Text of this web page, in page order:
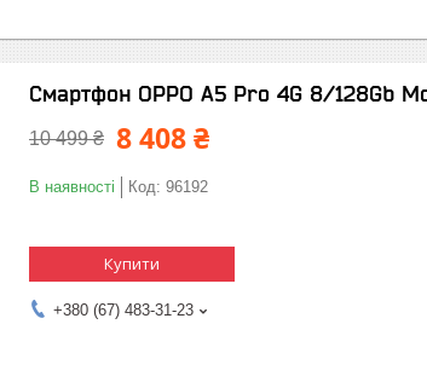
Смартфон OPPO A5 Pro 4G 8/128Gb
10 499 ₴ 8 408 ₴
В наявності Код: 96192
Купити
+380 (67) 483-31-23